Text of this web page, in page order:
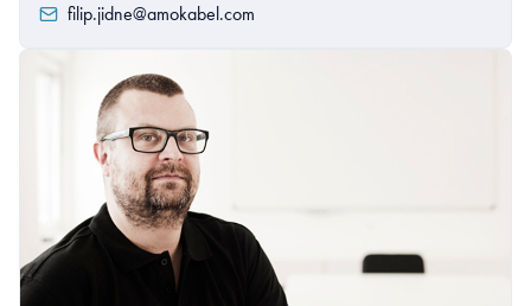
filip.jidne@amokabel.com